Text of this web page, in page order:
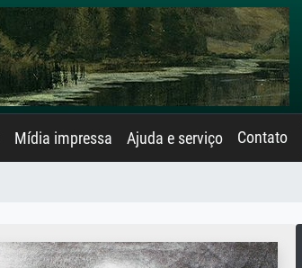
Mídia impressa Ajuda e serviço Contato